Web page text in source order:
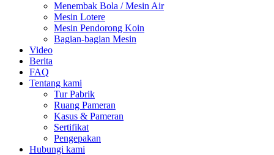
Menembak Bola / Mesin Air
Mesin Lotere
Mesin Pendorong Koin
Bagian-bagian Mesin
Video
Berita
FAQ
Tentang kami
Tur Pabrik
Ruang Pameran
Kasus & Pameran
Sertifikat
Pengepakan
Hubungi kami